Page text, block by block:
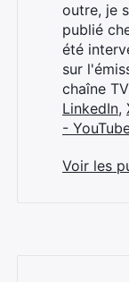
outre, je
publié
été
sur
chaîne
LinkedIn,
-
Voir les